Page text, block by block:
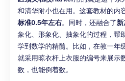
和清华附小也在用。这套教材的内
标准0.5年左右。同时，还融合了
象化、形象化、抽象化的过程，帮
学到数学的精髓。比如，在教一年
就采用晾衣杆上衣服的编号来展示
数，也能倒着数。